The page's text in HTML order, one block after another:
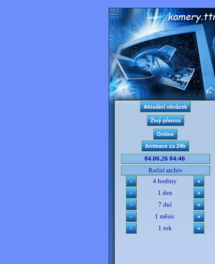
04.06.26 04:46
Roční archiv
4 hodiny
1 den
7 dní
1 měsíc
1 rok